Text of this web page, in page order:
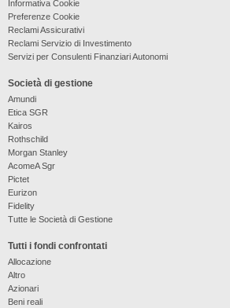
Informativa Cookie
Preferenze Cookie
Reclami Assicurativi
Reclami Servizio di Investimento
Servizi per Consulenti Finanziari Autonomi
Società di gestione
Amundi
Etica SGR
Kairos
Rothschild
Morgan Stanley
AcomeA Sgr
Pictet
Eurizon
Fidelity
Tutte le Società di Gestione
Tutti i fondi confrontati
Allocazione
Altro
Azionari
Beni reali